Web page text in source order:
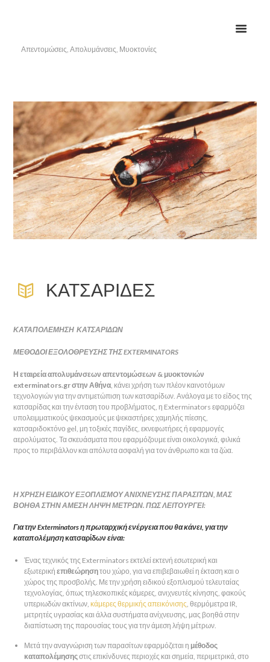
Απεντομώσεις, Απολυμάνσεις, Μυοκτονίες
ΚΑΤΣΑΡΊΔΕΣ
ΚΑΤΑΠΟΛΕΜΗΣΗ ΚΑΤΣΑΡΙΔΩΝ
ΜΕΘΟΔΟΙ ΕΞΟΛΟΘΡΕΥΣΗΣ ΤΗΣ EXTERMINATORS
Η εταιρεία απολυμάνσεων απεντομώσεων & μυοκτονιών
exterminators.gr στην Αθήνα , κάνει χρήση των πλέον καινοτόμων
τεχνολογιών για την αντιμετώπιση των κατσαρίδων. Ανάλογα με το είδος της
κατσαρίδας και την ένταση του προβλήματος, η Exterminators εφαρμόζει
υπολειμματικούς ψεκασμούς με ψεκαστήρες χαμηλής πίεσης,
κατσαριδοκτόνο gel, μη τοξικές παγίδες, εκνεφωτήρες ή εφαρμογές
αερολύματος. Τα σκευάσματα που εφαρμόζουμε είναι οικολογικά, φιλικά
προς το περιβάλλον και απόλυτα ασφαλή για τον άνθρωπο και τα ζώα.
Η ΧΡΗΣΗ ΕΙΔΙΚΟΥ ΕΞΟΠΛΙΣΜΟΥ ΑΝΙΧΝΕΥΣΗΣ ΠΑΡΑΣΙΤΩΝ, ΜΑΣ
ΒΟΗΘΑ ΣΤΗΝ ΑΜΕΣΗ ΛΗΨΗ ΜΕΤΡΩΝ. ΠΩΣ ΛΕΙΤΟΥΡΓΕΙ:
Για την Exterminators η πρωταρχική ενέργεια που θα κάνει, για την
καταπολέμησηκατσαρίδων είναι:
Ένας τεχνικός της Exterminators εκτελεί εκτενή εσωτερική και
εξωτερική επιθεώρησητου χώρο, για να επιβεβαιωθεί η έκταση και ο
χώρος της προσβολής. Με την χρήση ειδικού εξοπλισμού τελευταίας
τεχνολογίας, όπως τηλεσκοπικές κάμερες, ανιχνευτές κίνησης, φακούς
υπεριωδών ακτίνων,κάμερες θερμικής απεικόνισης , θερμόμετρα IR,
μετρητές υγρασίας και άλλα συστήματα ανίχνευσης, μας βοηθά στην
διαπίστωση της παρουσίας τους για την άμεση λήψη μέτρων.
Μετά την αναγνώριση των παρασίτων εφαρμόζεται η μέθοδος
καταπολέμησηςστις επικίνδυνες περιοχές και σημεία, περιμετρικά, στο